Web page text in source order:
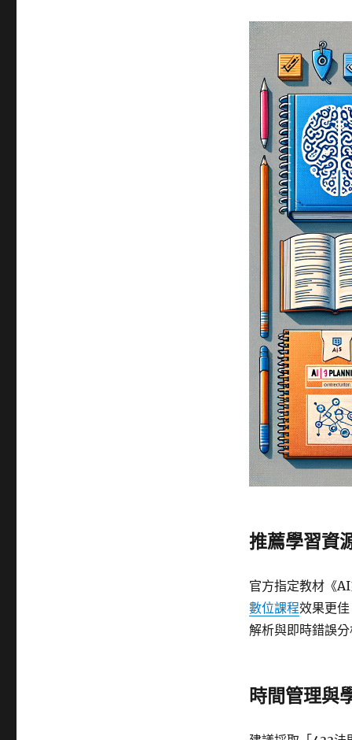
推薦學習資
官方指定教材《
數位課程效果更
解析與即時錯誤
時間管理與